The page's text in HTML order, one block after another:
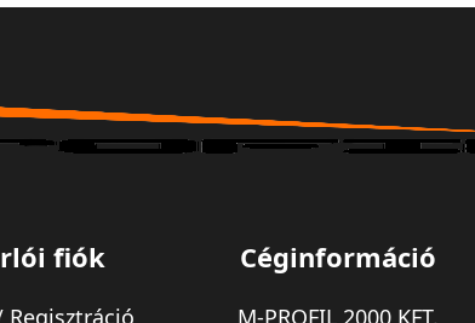
fiók
Regisztráció
Céginformáció
M-PROFIL 2000 KFT.